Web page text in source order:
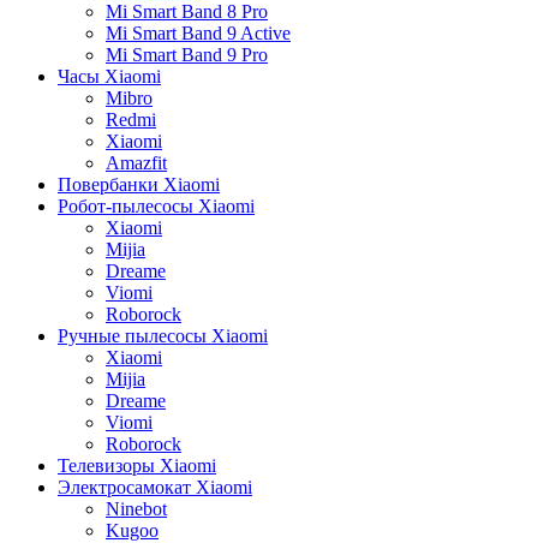
Mi Smart Band 8 Pro
Mi Smart Band 9 Active
Mi Smart Band 9 Pro
Часы Xiaomi
Mibro
Redmi
Xiaomi
Amazfit
Повербанки Xiaomi
Робот-пылесосы Xiaomi
Xiaomi
Mijia
Dreame
Viomi
Roborock
Ручные пылесосы Xiaomi
Xiaomi
Mijia
Dreame
Viomi
Roborock
Телевизоры Xiaomi
Электросамокат Xiaomi
Ninebot
Kugoo